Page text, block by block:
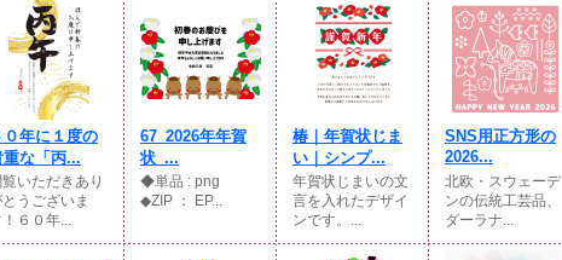
０年に１度の
重な「丙...
覧いただきあり
うございま
６０年...
67_2026年年賀
状_...
◆単品 : png
◆ZIP ： EP...
椿｜年賀状じま
い｜シンプ...
年賀状じまいの文
言を入れたデザイ
ンです。...
SNS用正方形の
2026...
北欧・スウェーデ
ンの伝統工芸品、
ダーラナ...